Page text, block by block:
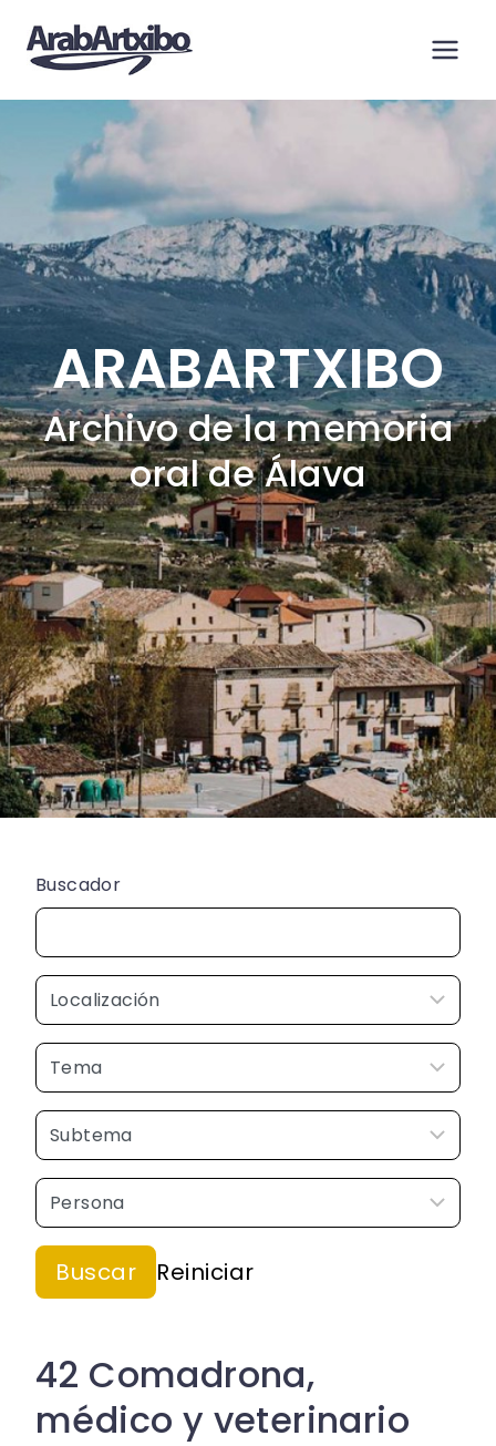
contenido
ARABARTXIBO
Archivo de la memoria
oral de Álava
Buscador
42 Comadrona,
médico y veterinario